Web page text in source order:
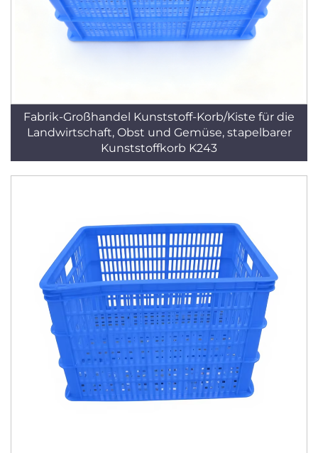
Fabrik-Großhandel Kunststoff-Korb/Kiste für die
Landwirtschaft, Obst und Gemüse, stapelbarer
Kunststoffkorb K243